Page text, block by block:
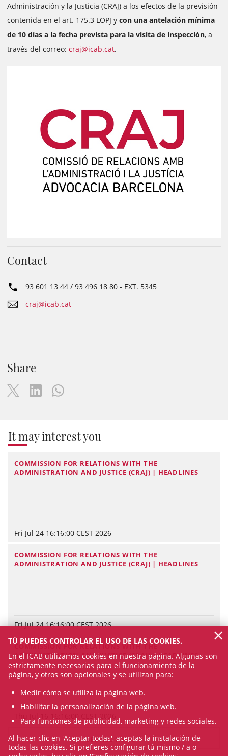
Administración y la Justicia (CRAJ) a los efectos de la previsión
contenida en el art. 175.3 LOPJ y con una antelación mínima
de 10 días a la fecha prevista para la visita de inspección, a
través del correo: craj@icab.cat.
Contact
93 601 13 44 / 93 496 18 80 - EXT. 5345
craj@icab.cat
Share
It may interest you
COMMISSION FOR RELATIONS WITH THE
ADMINISTRATION AND JUSTICE (CRAJ) | HEADLINES
Fri Jul 24 16:16:00 CEST 2026
COMMISSION FOR RELATIONS WITH THE
ADMINISTRATION AND JUSTICE (CRAJ) | HEADLINES
Fri Jul 24 16:16:00 CEST 2026
COMMISSION FOR RELATIONS WITH THE
ADMINISTRATION AND JUSTICE (CRAJ) | HEADLINES
Thu Jul 16 16:16:00 CEST 2026
SEE ALL NEWS
TÚ PUEDES CONTROLAR EL USO DE LAS COOKIES.
En el ICAB utilizamos cookies en nuestra página. Algunas son
estrictamente necesarias para el funcionamiento de la
página, y otros son opcionales y se utilizan para:
Medir cómo se utiliza la página web.
Habilitar la personalización de la página web.
Para funciones de publicidad, marketing y redes sociales.
Al hacer clic en 'Aceptar todas', aceptas la instalación de
todas las cookies. Si prefieres configurar tú mismo / a o
×